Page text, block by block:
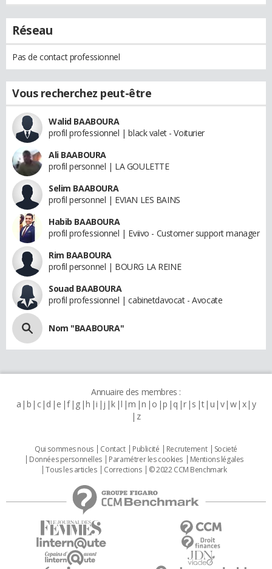
Réseau
Pas de contact professionnel
Vous recherchez peut-être
Walid BAABOURA
profil professionnel | black valet - Voiturier
Ali BAABOURA
profil personnel | LA GOULETTE
Selim BAABOURA
profil personnel | EVIAN LES BAINS
Habib BAABOURA
profil professionnel | Eviivo - Customer support manager
Rim BAABOURA
profil personnel | BOURG LA REINE
Souad BAABOURA
profil professionnel | cabinetdavocat - Avocate
Nom "BAABOURA"
Annuaire des membres :
a b c d e f g h i j k l m n o p q r s t u v w x y
z
Qui sommes nous Contact Publicité Recrutement
Societé
Données personnelles
Paramétrer les cookies
Mentions légales
Tous les articles
Corrections © 2022 CCM Benchmark